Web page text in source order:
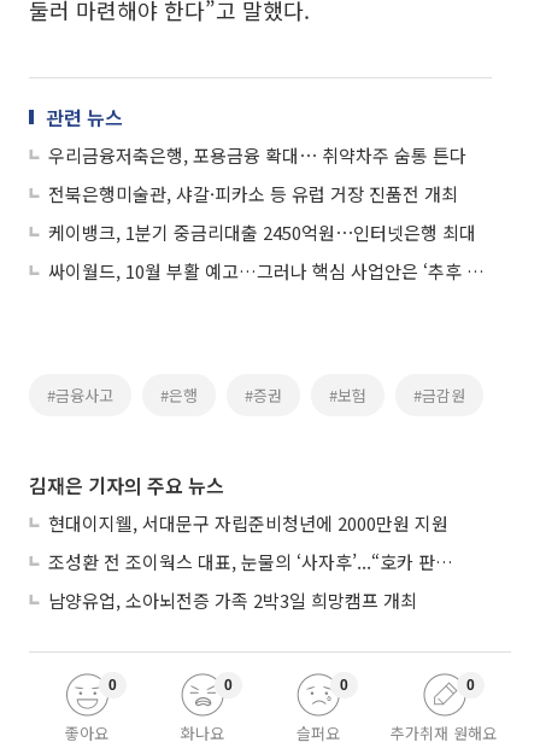
둘러 마련해야 한다”고 말했다.
관련 뉴스
우리금융저축은행, 포용금융 확대⋯ 취약차주 숨통 튼다
전북은행미술관, 샤갈·피카소 등 유럽 거장 진품전 개최
케이뱅크, 1분기 중금리대출 2450억원⋯인터넷은행 최대
싸이월드, 10월 부활 예고…그러나 핵심 사업안은 ‘추후 공개’
#금융사고 #은행 #증권 #보험 #금감원
김재은 기자의 주요 뉴스
현대이지웰, 서대문구 자립준비청년에 2000만원 지원
조성환 전 조이웍스 대표, 눈물의 ‘사자후’...“호카 판권 탈취 노린 경쟁사가 기획·폭행 유도”
남양유업, 소아뇌전증 가족 2박3일 희망캠프 개최
좋아요
0
화나요
0
슬퍼요
0
추가취재 원해요
0